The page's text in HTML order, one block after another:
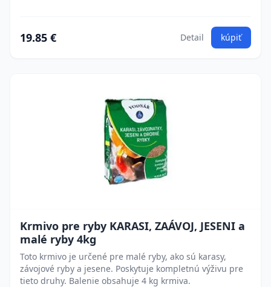
19.85 € Detail kúpiť
Krmivo pre ryby KARASI, ZAÁVOJ, JESENI a
malé ryby 4kg
Toto krmivo je určené pre malé ryby, ako sú karasy,
závojové ryby a jesene. Poskytuje kompletnú výživu pre
tieto druhy. Balenie obsahuje 4 kg krmiva.